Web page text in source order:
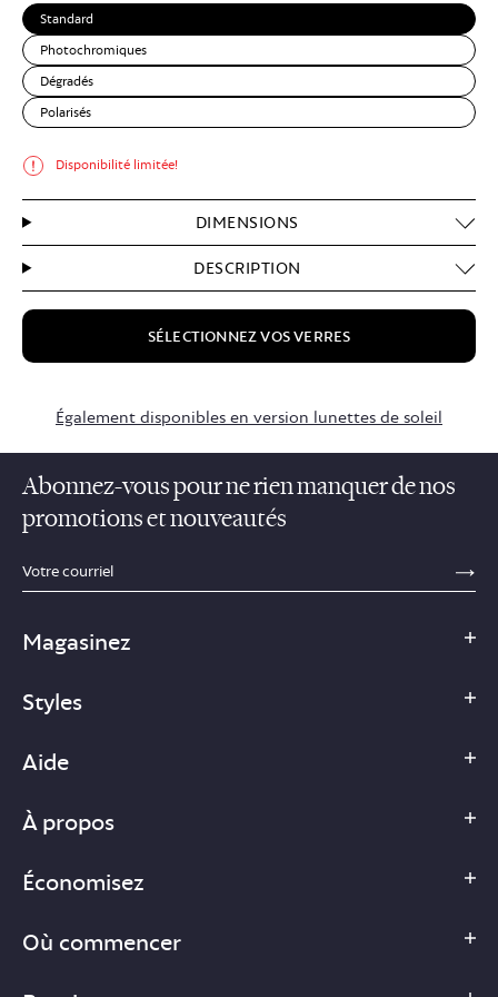
Standard
Photochromiques
Dégradés
Polarisés
Disponibilité limitée!
DIMENSIONS
DESCRIPTION
SÉLECTIONNEZ VOS VERRES
$84.50
Également disponibles en version lunettes de soleil
Abonnez-vous pour ne rien manquer de nos
promotions et nouveautés
sections.footer.email_field_ada_label
Magasinez
Styles
Aide
À propos
Économisez
Où commencer